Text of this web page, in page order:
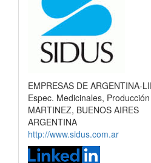
EMPRESAS DE ARGENTINA-
Espec. Medicinales, Producción
MARTINEZ, BUENOS AIRES
ARGENTINA
http://www.sidus.com.ar